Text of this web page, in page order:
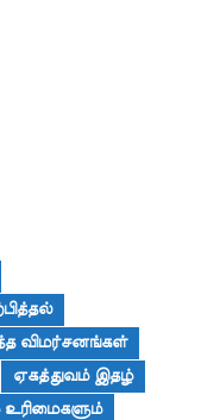
விமர்சனங்கள்
ஏகத்துவம் இதழ்